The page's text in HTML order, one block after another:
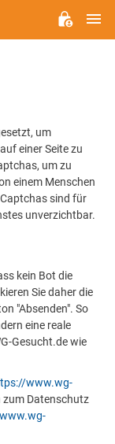
um
einer Seite zu
um zu
einem Menschen
sind für
unverzichtbar.
kein Bot die
Sie daher die
"Absenden". So
eine reale
Gesucht.de wie
www.wg-
Datenschutz